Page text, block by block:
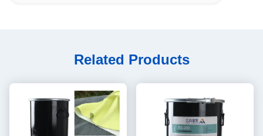
Related Products